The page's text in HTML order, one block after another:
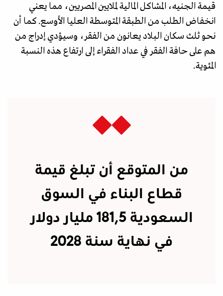
قيمة الجنيه، المشاكل المالية لملايين المصريين، مما يعني
انخفاض الطلب من الطبقة المتوسطة العليا الأوسع. كما أن
نحو ثلث سكان البلاد يعانون من الفقر، وسيؤدي إدراج من
هم على حافة الفقر في عداد الفقراء إلى ارتفاع هذه النسبة
المئوية.
من المتوقع أن تبلغ قيمة
قطاع البناء في السوق
السعودية 181,5 مليار دولار
في نهاية سنة 2028